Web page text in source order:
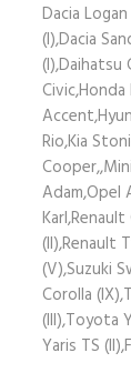
Dacia
(I),Dacia
(I),Daihatsu
Rio,Kia
Adam,Opel
(II),Renault
(V),Suzuki
Corolla
(III),Toyota
Yaris TS